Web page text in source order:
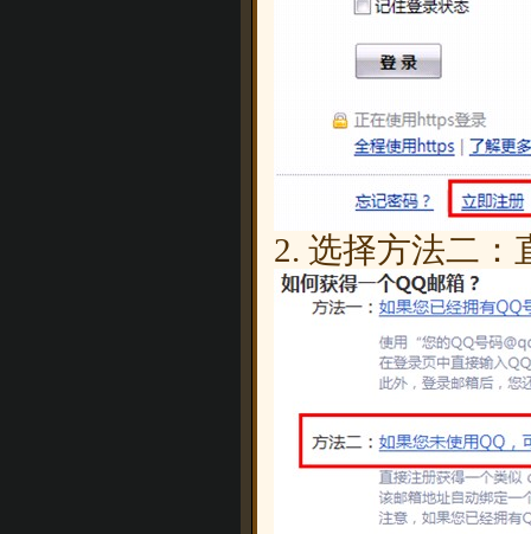
2. 选择方法二：